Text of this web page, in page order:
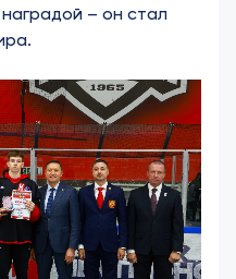
– он стал